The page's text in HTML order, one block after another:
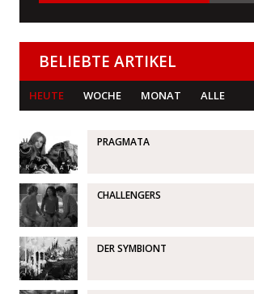
BELIEBTE ARTIKEL
HEUTE WOCHE MONAT ALLE
PRAGMATA
CHALLENGERS
DER SYMBIONT